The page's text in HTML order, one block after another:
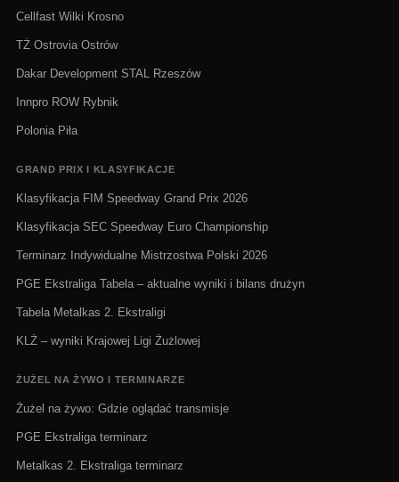
Cellfast Wilki Krosno
TŻ Ostrovia Ostrów
Dakar Development STAL Rzeszów
Innpro ROW Rybnik
Polonia Piła
GRAND PRIX I KLASYFIKACJE
Klasyfikacja FIM Speedway Grand Prix 2026
Klasyfikacja SEC Speedway Euro Championship
Terminarz Indywidualne Mistrzostwa Polski 2026
PGE Ekstraliga Tabela – aktualne wyniki i bilans drużyn
Tabela Metalkas 2. Ekstraligi
KLŻ – wyniki Krajowej Ligi Żużlowej
ŻUŻEL NA ŻYWO I TERMINARZE
Żużel na żywo: Gdzie oglądać transmisje
PGE Ekstraliga terminarz
Metalkas 2. Ekstraliga terminarz